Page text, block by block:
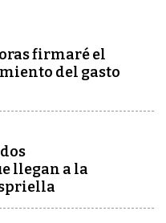
firmaré el
del gasto
llegan a la